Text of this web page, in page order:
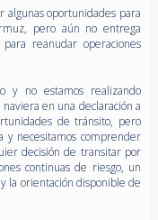
oportunidades para
pero aún no entrega
reanudar operaciones
y no estamos realizando
naviera en una declaración a
de tránsito, pero
y necesitamos comprender
decisión de transitar por
continuas de riesgo, un
la orientación disponible de